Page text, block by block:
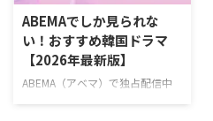
事と恋のときめきを取り戻してい
く、共感必至のオフィスロマン
ス。 >>『残念ながら明日も出勤
です！』詳細 ＼新規なら30日間
無料！／ 『残念ながら明日も出
ABEMAでしか見られな
い！おすすめ韓国ドラマ
【2026年最新版】
ABEMA（アベマ）で独占配信中